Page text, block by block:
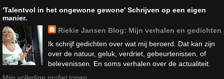
'Talentvol in het ongewone gewone' Schrijven op een eigen
manier.
Riekie Jansen Blog: Mijn verhalen en gedichten
Ik schrijf gedichten over wat mij beroerd. Dat kan zijn
over de natuur, geluk, verdriet, gebeurtenissen, of
belevenissen. En soms verhalen over de actualiteit.
Mijn volledige profiel tonen